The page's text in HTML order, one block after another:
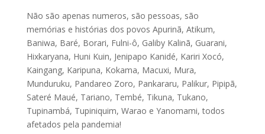
Não são apenas numeros, são pessoas, são
memórias e histórias dos povos Apurinã, Atikum,
Baniwa, Baré, Borari, Fulni-ô, Galiby Kalinã, Guarani,
Hixkaryana, Huni Kuin, Jenipapo Kanidé, Kariri Xocó,
Kaingang, Karipuna, Kokama, Macuxi, Mura,
Munduruku, Pandareo Zoro, Pankararu, Palikur, Pipipã,
Sateré Maué, Tariano, Tembé, Tikuna, Tukano,
Tupinambá, Tupiniquim, Warao e Yanomami, todos
afetados pela pandemia!